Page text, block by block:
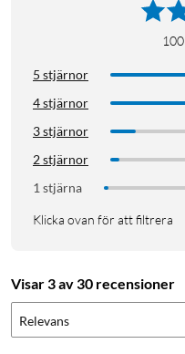
100
5 stjärnor
4 stjärnor
3 stjärnor
2 stjärnor
1 stjärna
Klicka ovan för att filtrera
Visar 3 av 30 recensioner
Relevans